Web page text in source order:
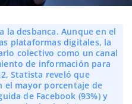
la desbanca. Aunque en el
plataformas digitales, la
colectivo como un canal
de información para
Statista reveló que
el mayor porcentaje de
de Facebook (93%) y